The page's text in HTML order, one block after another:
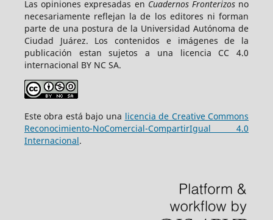
Las opiniones expresadas en Cuadernos Fronterizosno
necesariamente reflejan la de los editores ni forman
parte de una postura de la Universidad Autónoma de
Ciudad Juárez. Los contenidos e imágenes de la
publicación estan sujetos a una licencia CC 4.0
internacional BY NC SA.
Este obra está bajo una licencia de Creative Commons
Reconocimiento-NoComercial-CompartirIgual 4.0
Internacional.